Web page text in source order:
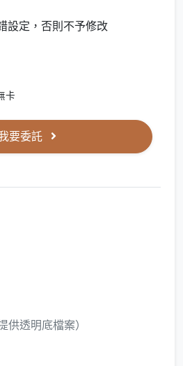
設定，否則不予修改
卡
要委託
供透明底檔案）